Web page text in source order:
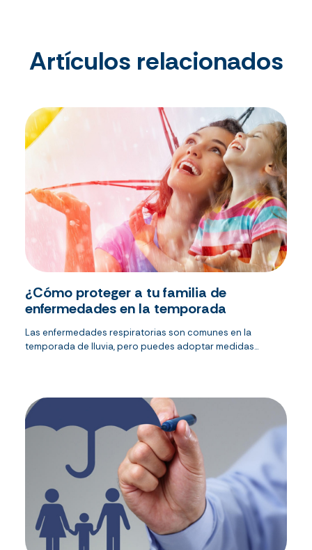
Artículos relacionados
¿Cómo proteger a tu familia de
enfermedades en la temporada
Las enfermedades respiratorias son comunes en la
temporada de lluvia, pero puedes adoptar medidas...